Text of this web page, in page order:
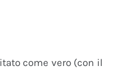
come vero (con il